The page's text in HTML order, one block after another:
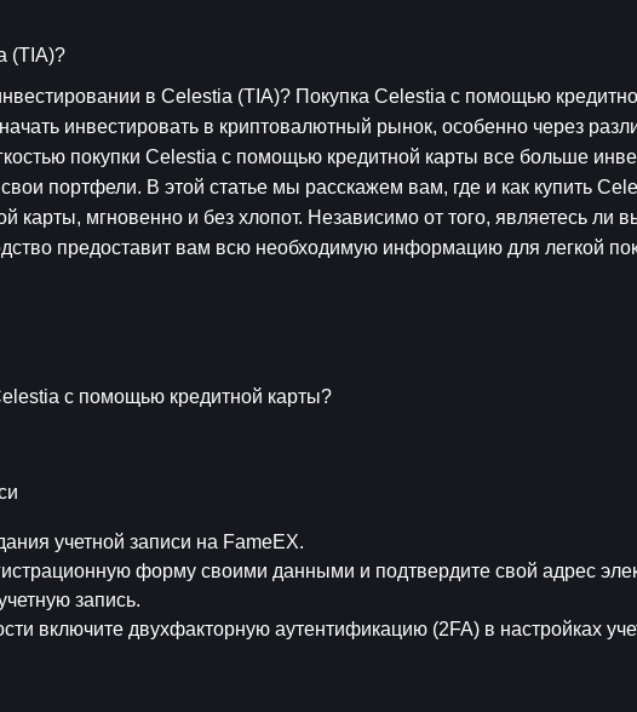
(TIA)?
в Celestia (TIA)? Покупка Celestia с помощью
инвестировать в криптовалютный рынок, особенно через
покупки Celestia с помощью кредитной карты все больше
портфели. В этой статье мы расскажем вам, где и как купить
карты, мгновенно и без хлопот. Независимо от того, являетесь ли
предоставит вам всю необходимую информацию для легкой
с помощью кредитной карты?
учетной записи на FameEX.
форму своими данными и подтвердите свой адрес
запись.
включите двухфакторную аутентификацию (2FA) в настройках